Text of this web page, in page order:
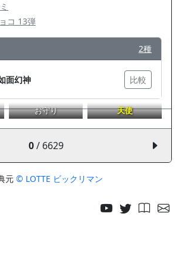
コ 13弾
2種
面幻神 比較
お守り 天使
0/ 6629
元 © LOTTE ビックリマン